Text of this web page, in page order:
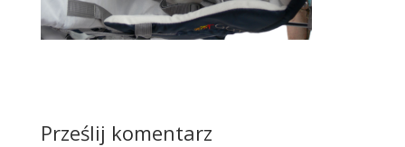
Prześlij komentarz